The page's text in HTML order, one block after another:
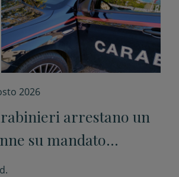
2026
arrestano un
su mandato